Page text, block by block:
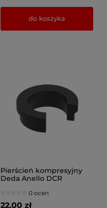
do koszyka
Pierścień kompresyjny
Deda Anello DCR
0 ocen
22,00 zł